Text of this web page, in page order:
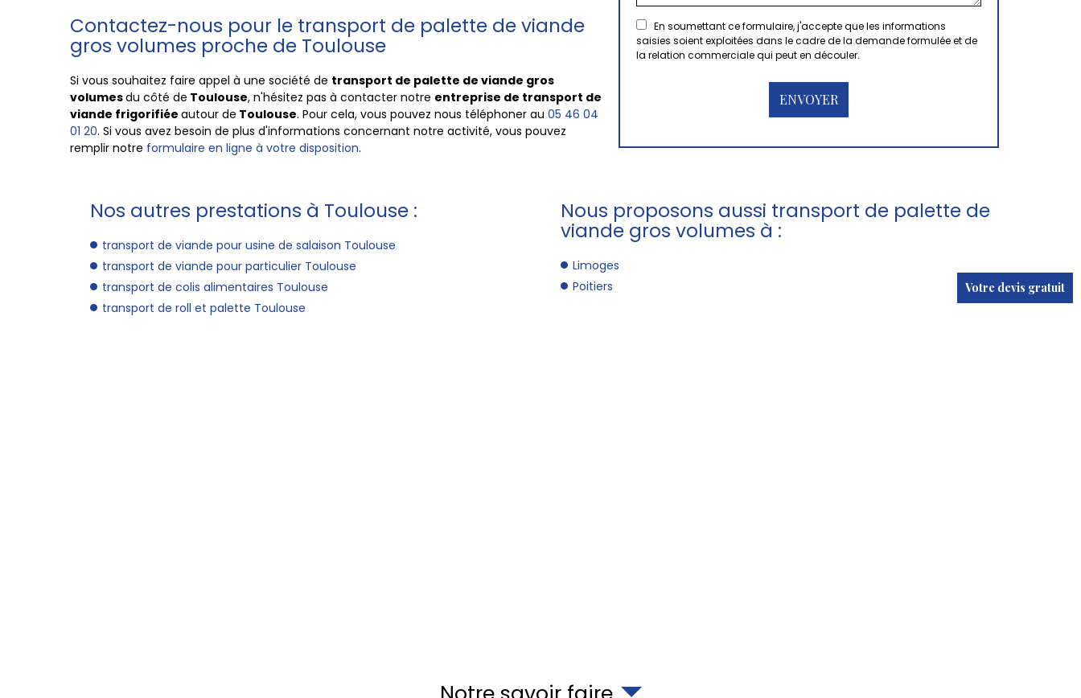
Contactez-nous pour le transport de palette de viande
gros volumes proche de Toulouse
Si vous souhaitez faire appel à une société de transport de palette de viande gros
volumesdu côté de Toulouse, n'hésitez pas à contacter notre entreprise de transport de
viande frigorifiée autour de Toulouse. Pour cela, vous pouvez nous téléphoner au 05 46 04
01 20. Si vous avez besoin de plus d'informations concernant notre activité, vous pouvez
remplir notre formulaire en ligne à votre disposition.
En soumettant ce formulaire, j'accepte que les informations
saisies soient exploitées dans le cadre de la demande formulée et de
la relation commerciale qui peut en découler.
Nos autres prestations à Toulouse :
transport de viande pour usine de salaison Toulouse
transport de viande pour particulier Toulouse
transport de colis alimentaires Toulouse
transport de roll et palette Toulouse
Nous proposons aussi transport de palette de
viande gros volumes à :
Limoges
Poitiers
Votre devis gratuit